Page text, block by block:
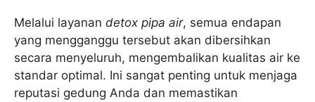
Melalui layanan detox pipa air, semua endapan
yang mengganggu tersebut akan dibersihkan
secara menyeluruh, mengembalikan kualitas air ke
standar optimal. Ini sangat penting untuk menjaga
reputasi gedung Anda dan memastikan